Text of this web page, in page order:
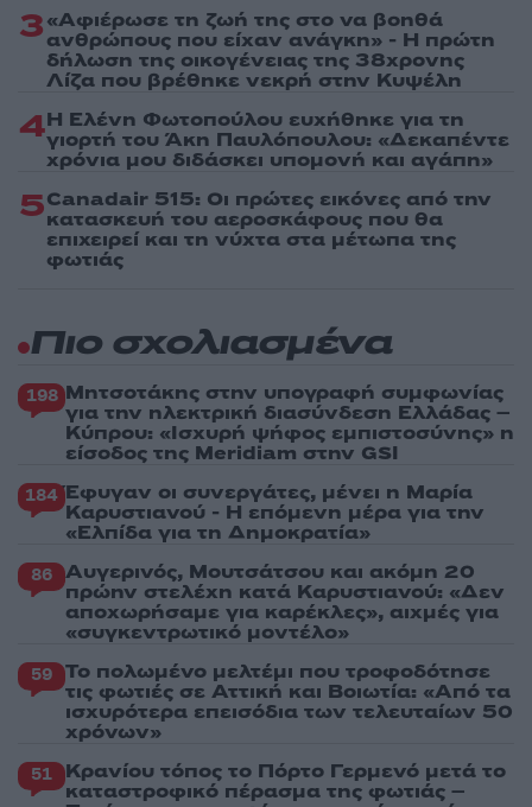
3«Αφιέρωσε τη ζωή της στο να βοηθά
ανθρώπους που είχαν ανάγκη» - Η πρώτη
δήλωση της οικογένειας της 38χρονης
Λίζα που βρέθηκε νεκρή στην Κυψέλη
4Η Ελένη Φωτοπούλου ευχήθηκε για τη
γιορτή του Άκη Παυλόπουλου: «Δεκαπέντε
χρόνια μου διδάσκει υπομονή και αγάπη»
5Canadair 515: Οι πρώτες εικόνες από την
κατασκευή του αεροσκάφους που θα
επιχειρεί και τη νύχτα στα μέτωπα της
φωτιάς
Πιο σχολιασμένα
198 Μητσοτάκης στην υπογραφή συμφωνίας
για την ηλεκτρική διασύνδεση Ελλάδας –
Κύπρου: «Ισχυρή ψήφος εμπιστοσύνης» η
είσοδος της Meridiam στην GSI
184 Έφυγαν οι συνεργάτες, μένει η Μαρία
Καρυστιανού - Η επόμενη μέρα για την
«Ελπίδα για τη Δημοκρατία»
86 Αυγερινός, Μουτσάτσου και ακόμη 20
πρώην στελέχη κατά Καρυστιανού: «Δεν
αποχωρήσαμε για καρέκλες», αιχμές για
«συγκεντρωτικό μοντέλο»
59 Το πολωμένο μελτέμι που τροφοδότησε
τις φωτιές σε Αττική και Βοιωτία: «Από τα
ισχυρότερα επεισόδια των τελευταίων 50
χρόνων»
51 Κρανίου τόπος το Πόρτο Γερμενό μετά το
καταστροφικό πέρασμα της φωτιάς –